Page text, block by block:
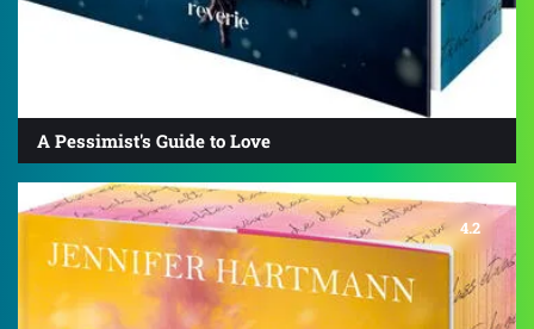
A Pessimist's Guide to Love
4.2